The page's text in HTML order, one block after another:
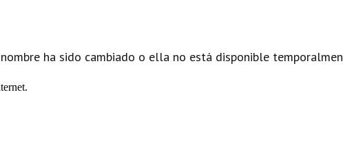
ha sido cambiado o ella no está disponible